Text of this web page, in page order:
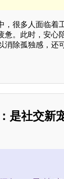
，很多人面临着
惫。此时，安心
消除孤独感，还
是社交新